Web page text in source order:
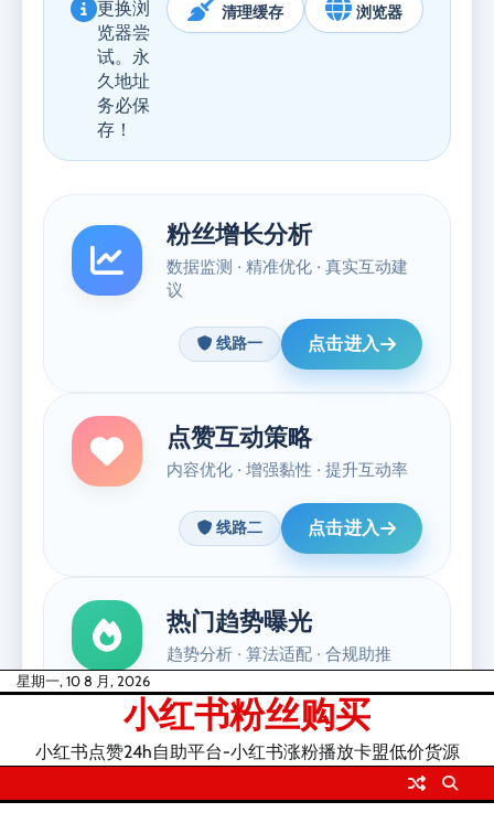
Skip星期一, 10 8 月, 2026
小红书粉丝购买
小红书点赞24h自助平台-小红书涨粉播放卡盟低价货源